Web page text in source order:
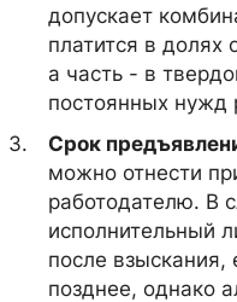
допускает
платится в долях
а часть - в
постоянных нужд
Срок
можно отнести
работодателю. В
исполнительный
после
позднее, однако